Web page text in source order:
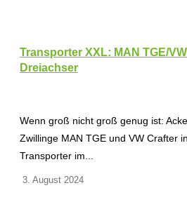
Transporter XXL: MAN TGE/
Dreiachser
Wenn groß nicht groß genug ist:
Zwillinge MAN TGE und VW Crafter
Transporter im...
3. August 2024